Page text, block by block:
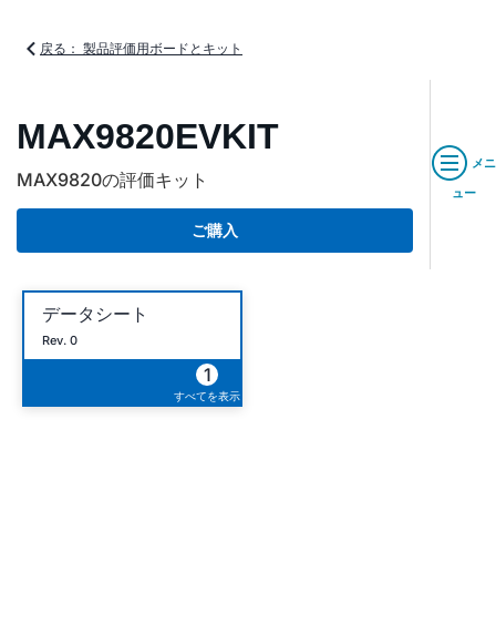
戻る： 製品評価用ボードとキット
MAX9820EVKIT
MAX9820の評価キット
ご購入
メニ
ュー
データシート
Rev. 0
1
すべてを表示